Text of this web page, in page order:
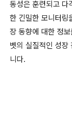
동성은 훈련되고 다
한 긴밀한 모니터링
장 동향에 대한 정
벳의 실질적인 성장
니다.